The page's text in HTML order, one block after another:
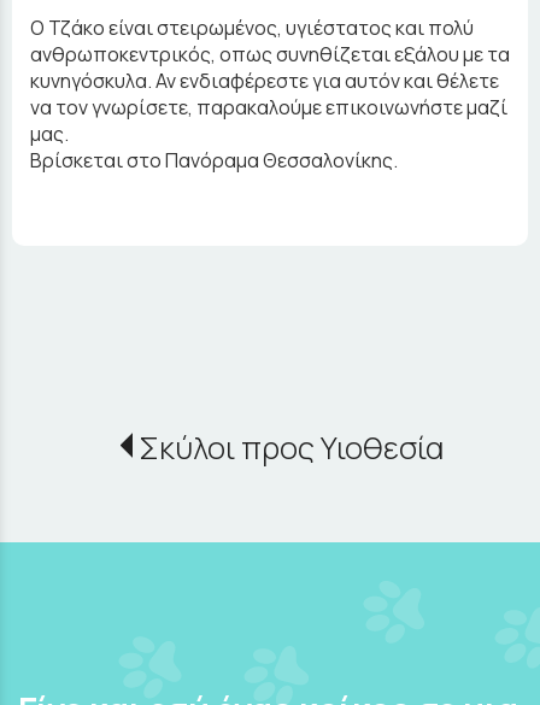
Ο Τζάκο είναι στειρωμένος, υγιέστατος και πολύ
ανθρωποκεντρικός, οπως συνηθίζεται εξάλου με τα
κυνηγόσκυλα. Αν ενδιαφέρεστε για αυτόν και θέλετε
να τον γνωρίσετε, παρακαλούμε επικοινωνήστε μαζί
μας.
Βρίσκεται στο Πανόραμα Θεσσαλονίκης.
Σκύλοι προς Υιοθεσία